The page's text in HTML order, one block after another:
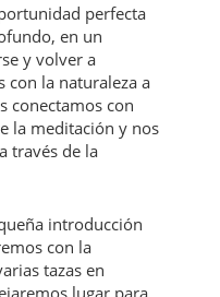
perfecta
en un
y volver a
con la naturaleza a
conectamos con
la meditación y nos
través de la
introducción
con la
tazas en
lugar para